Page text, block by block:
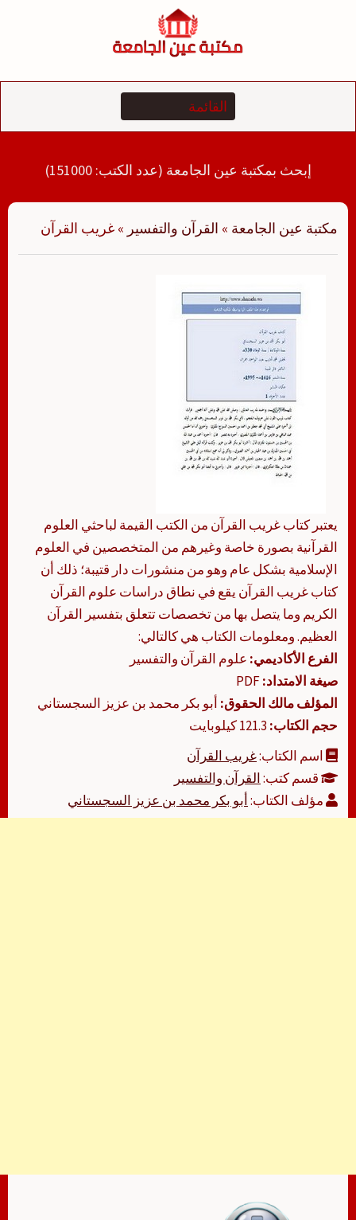
إبحث بمكتبة عين الجامعة (عدد الكتب: 151000)
مكتبة عين الجامعة » القرآن والتفسير » غريب القرآن
يعتبر كتاب غريب القرآن من الكتب القيمة لباحثي العلوم
القرآنية بصورة خاصة وغيرهم من المتخصصين في العلوم
الإسلامية بشكل عام وهو من منشورات دار قتيبة؛ ذلك أن
كتاب غريب القرآن يقع في نطاق دراسات علوم القرآن
الكريم وما يتصل بها من تخصصات تتعلق بتفسير القرآن
العظيم. ومعلومات الكتاب هي كالتالي:
الفرع الأكاديمي: علوم القرآن والتفسير
صيغة الامتداد:
المؤلف مالك الحقوق: أبو بكر محمد بن عزيز السجستاني
حجم الكتاب:
اسم الكتاب:غريب القرآن
قسم كتب:القرآن والتفسير
مؤلف الكتاب:أبو بكر محمد بن عزيز السجستاني